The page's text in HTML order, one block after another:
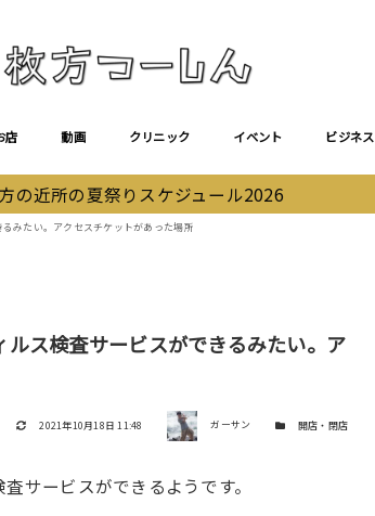
店 動画 クリニック イベント ビジネス
の近所の夏祭りスケジュール2026
みたい。アクセスチケットがあった場所
ス検査サービスができるみたい。ア
更新日
2021年10月18日 11:48 著者 ガーサン カテゴリー開店・閉店
サービスができるようです。